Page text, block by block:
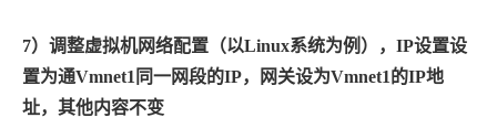
7）调整虚拟机网络配置（以Linux系统为例）， IP设置设
置为通Vmnet1 同一网段的IP，网关设为Vmnet1的IP地
址，其他内容不变